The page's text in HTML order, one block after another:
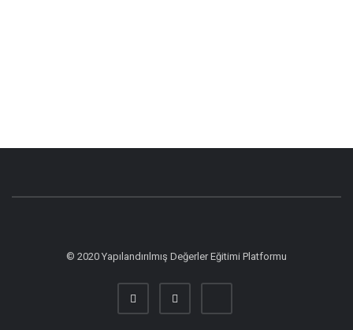
© 2020 Yapılandırılmış Değerler Eğitimi Platformu